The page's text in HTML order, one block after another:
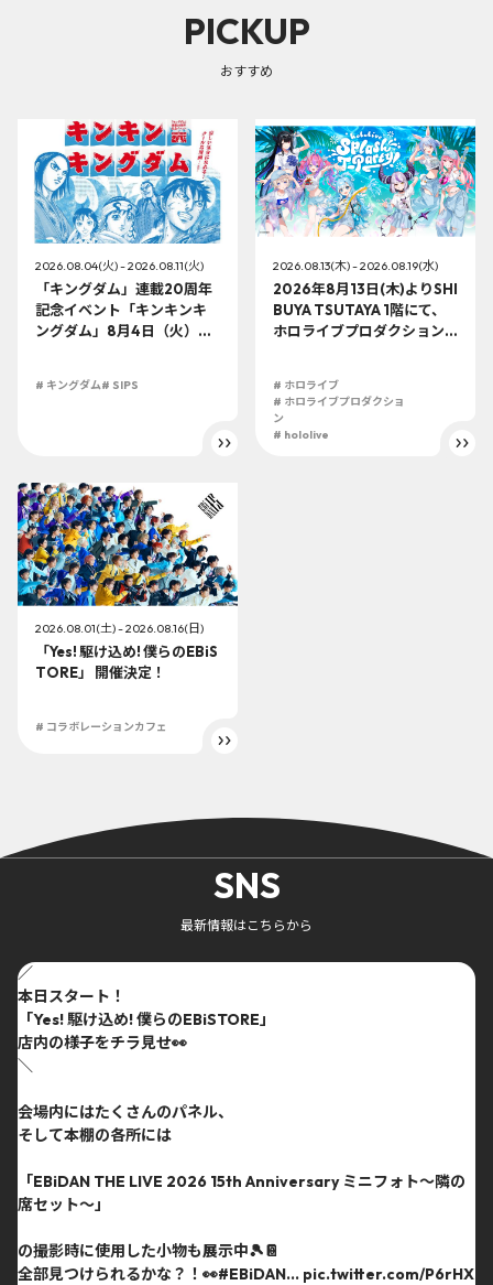
PICKUP
おすすめ
2026.08.04(火) - 2026.08.11(火)
「キングダム」連載20周年
記念イベント「キンキンキ
ングダム」8月4日（火）よ
# キングダム# SIPS
2026.08.13(木) - 2026.08.19(水)
2026年8月13日(木)よりSHI
BUYA TSUTAYA 1階にて、
ホロライブプロダクション
# ホロライブ
# ホロライブプロダクショ
ン
# hololive
2026.08.01(土) - 2026.08.16(日)
「Yes! 駆け込め! 僕らのEBiS
TORE」 開催決定！
# コラボレーションカフェ
SNS
最新情報はこちらから
／
本日スタート！
「Yes! 駆け込め! 僕らのEBiSTORE」
店内の様子をチラ見せ👀
＼
会場内にはたくさんのパネル、
そして本棚の各所には
「EBiDAN THE LIVE 2026 15th Anniversary ミニフォト〜隣の
席セット〜」
の撮影時に使用した小物も展示中🎾📔
全部見つけられるかな？！👀#EBiDAN… pic.twitter.com/P6rHX